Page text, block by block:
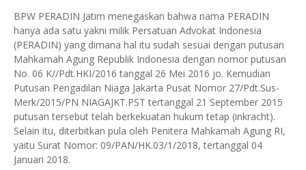
BPW PERADIN Jatim menegaskan bahwa nama PERADIN
hanya ada satu yakni milik Persatuan Advokat Indonesia
(PERADIN) yang dimana hal itu sudah sesuai dengan putusan
Mahkamah Agung Republik Indonesia dengan nomor putusan
No. 06 K//Pdt.HKI/2016 tanggal 26 Mei 2016 jo. Kemudian
Putusan Pengadilan Niaga Jakarta Pusat Nomor 27/Pdt.Sus-
Merk/2015/PN NIAGAJKT.PST tertanggal 21 September 2015
putusan tersebut telah berkekuatan hukum tetap (inkracht).
Selain itu, diterbitkan pula oleh Penitera Mahkamah Agung RI,
yaitu Surat Nomor: 09/PAN/HK.03/1/2018, tertanggal 04
Januari 2018.